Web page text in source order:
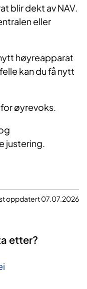
blir dekt av NAV.
eller
høyreapparat
kan du få nytt
øyrevoks.
justering.
oppdatert 07.07.2026
etter?